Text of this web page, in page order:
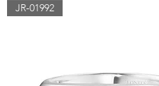
JR-01992